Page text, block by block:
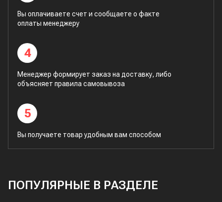
Вы оплачиваете счет и сообщаете о факте
оплаты менеджеру
4
Менеджер формирует заказ на доставку, либо
объясняет правила самовывоза
5
Вы получаете товар удобным вам способом
ПОПУЛЯРНЫЕ В РАЗДЕЛЕ